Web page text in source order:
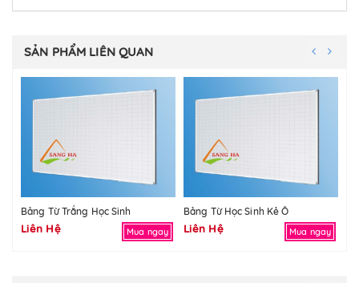
SẢN PHẨM LIÊN QUAN
Bảng Từ Trắng Học Sinh
Liên Hệ Mua ngay
Bảng Từ Học Sinh Kẻ Ô
Liên Hệ Mua ngay